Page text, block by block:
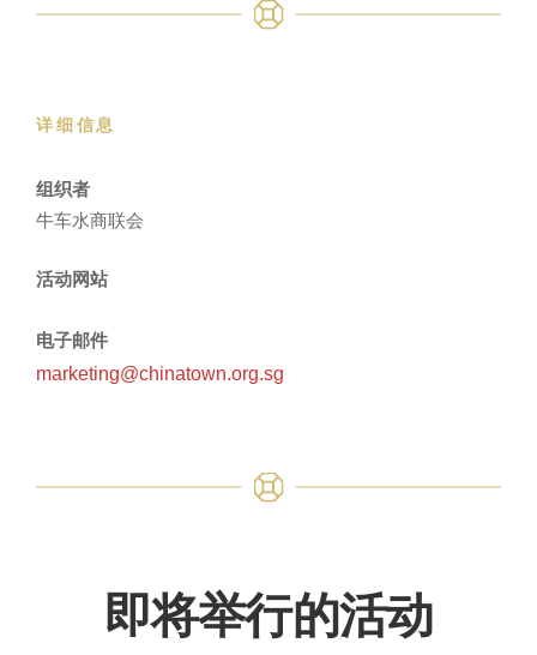
详细信息
组织者
牛车水商联会
活动网站
电子邮件
marketing@chinatown.org.sg
即将举行的活动